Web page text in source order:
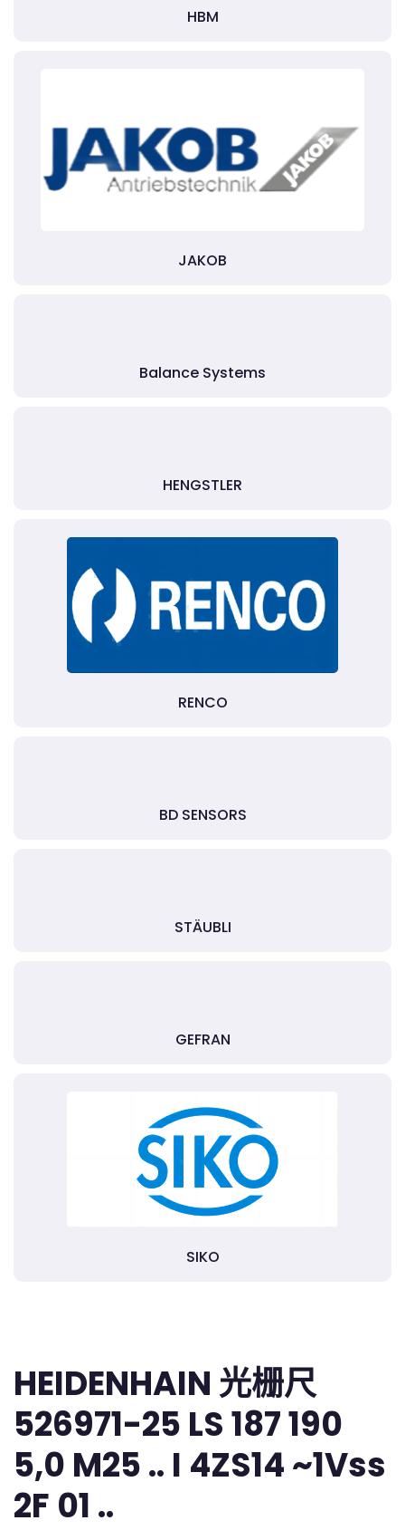
HBM
JAKOB
Balance Systems
HENGSTLER
RENCO
BD SENSORS
STÄUBLI
GEFRAN
SIKO
HEIDENHAIN 光栅尺
526971-25 LS 187 190
5,0 M25 .. I 4ZS14 ~1Vss
2F 01 ..